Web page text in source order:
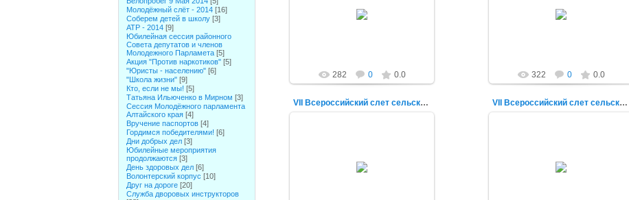
Молодёжный слёт - 2014 [16]
Соберем детей в школу [3]
АТР - 2014 [9]
Юбилейная сессия районного
Совета депутатов и членов
Молодежного Парламета [5]
Акция "Против наркотиков" [5]
"Юристы - населению" [6]
"Школа жизни" [9]
Кто, если не мы! [5]
Татьяна Ильюченко в Мирном [3]
Сессия Молодёжного парламента
Алтайского края [4]
Вручение паспортов [4]
Гордимся победителями! [6]
Дни добрых дел [3]
Юбилейные мероприятия
продолжаются [3]
День здоровых дел [6]
Волонтерский корпус [10]
Друг на дороге [20]
Служба дворовых инструкторов
282 0 0.0 322 0 0.0
VII Всероссийский слет сельской молодежи VII Всероссийский слет сельской молодежи